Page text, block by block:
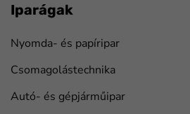
Iparágak
Nyomda- és papíripar
Csomagolástechnika
Autó- és gépjárműipar